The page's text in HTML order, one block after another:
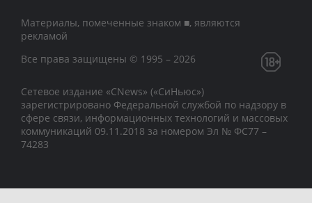
Материалы, помеченные знаком ■, являются
рекламой
Все права защищены © 1995 – 2026
Сетевое издание «CNews» («СиНьюс»)
зарегистрировано Федеральной службой по надзору в
сфере связи, информационных технологий и массовых
коммуникаций 09.11.2018 за номером Эл № ФС77 –
74283